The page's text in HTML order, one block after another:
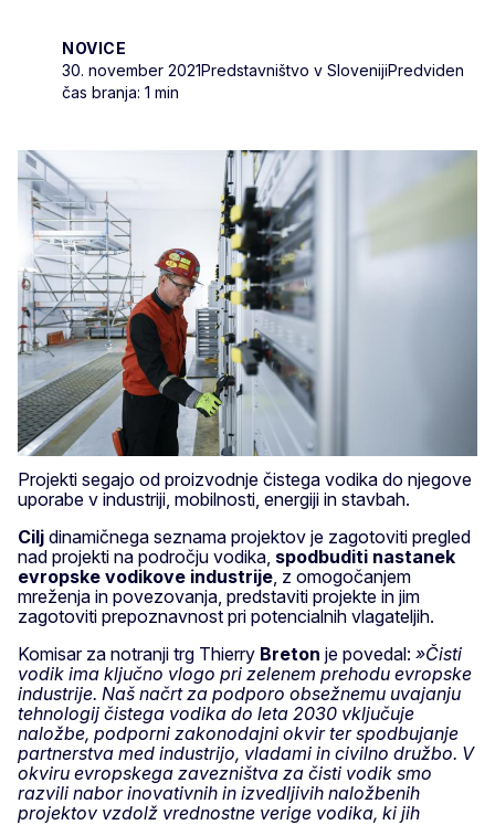
NOVICE
30. november 2021Predstavništvo v SlovenijiPredviden
čas branja: 1 min
Projekti segajo od proizvodnje čistega vodika do njegove
uporabe v industriji, mobilnosti, energiji in stavbah.
Cilj dinamičnega seznama projektov je zagotoviti pregled
nad projekti na področju vodika, spodbuditi nastanek
evropske vodikove industrije, z omogočanjem
mreženja in povezovanja, predstaviti projekte in jim
zagotoviti prepoznavnost pri potencialnih vlagateljih.
Komisar za notranji trg Thierry Breton je povedal: »Čisti
vodik ima ključno vlogo pri zelenem prehodu evropske
industrije. Naš načrt za podporo obsežnemu uvajanju
tehnologij čistega vodika do leta 2030 vključuje
naložbe, podporni zakonodajni okvir ter spodbujanje
partnerstva med industrijo, vladami in civilno družbo. V
okviru evropskega zavezništva za čisti vodik smo
razvili nabor inovativnih in izvedljivih naložbenih
projektov vzdolž vrednostne verige vodika, ki jih